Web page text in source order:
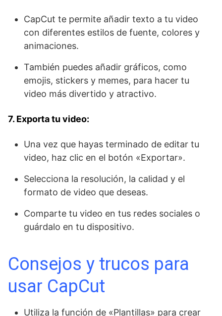
CapCut te permite añadir texto a tu video
con diferentes estilos de fuente, colores y
animaciones.
También puedes añadir gráficos, como
emojis, stickers y memes, para hacer tu
video más divertido y atractivo.
7. Exporta tu video:
Una vez que hayas terminado de editar tu
video, haz clic en el botón «Exportar».
Selecciona la resolución, la calidad y el
formato de video que deseas.
Comparte tu video en tus redes sociales o
guárdalo en tu dispositivo.
Consejos y trucos para
usar CapCut
Utiliza la función de «Plantillas» para crear